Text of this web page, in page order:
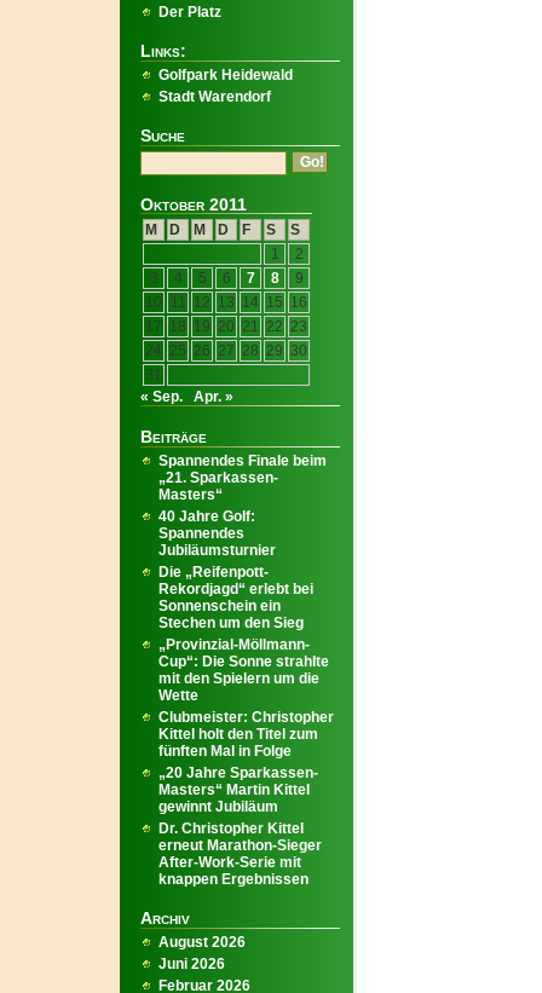
Der Platz
Links:
Golfpark Heidewald
Stadt Warendorf
Suche
Oktober 2011
M D M D F S
S
1
2
3
4 5 6 7 8
9
10
11 12 13 14 15 16
17 18 19 20 21 22 23
24 25 26 27 28 29 30
31
« Sep.
Apr. »
Beiträge
Spannendes Finale beim
„21. Sparkassen-
Masters“
40 Jahre Golf:
Spannendes
Jubiläumsturnier
Die „Reifenpott-
Rekordjagd“ erlebt bei
Sonnenschein ein
Stechen um den Sieg
„Provinzial-Möllmann-
Cup“: Die Sonne strahlte
mit den Spielern um die
Wette
Clubmeister: Christopher
Kittel holt den Titel zum
fünften Mal in Folge
„20 Jahre Sparkassen-
Masters“ Martin Kittel
gewinnt Jubiläum
Dr. Christopher Kittel
erneut Marathon-Sieger
After-Work-Serie mit
knappen Ergebnissen
Archiv
August 2026
Juni 2026
Februar 2026